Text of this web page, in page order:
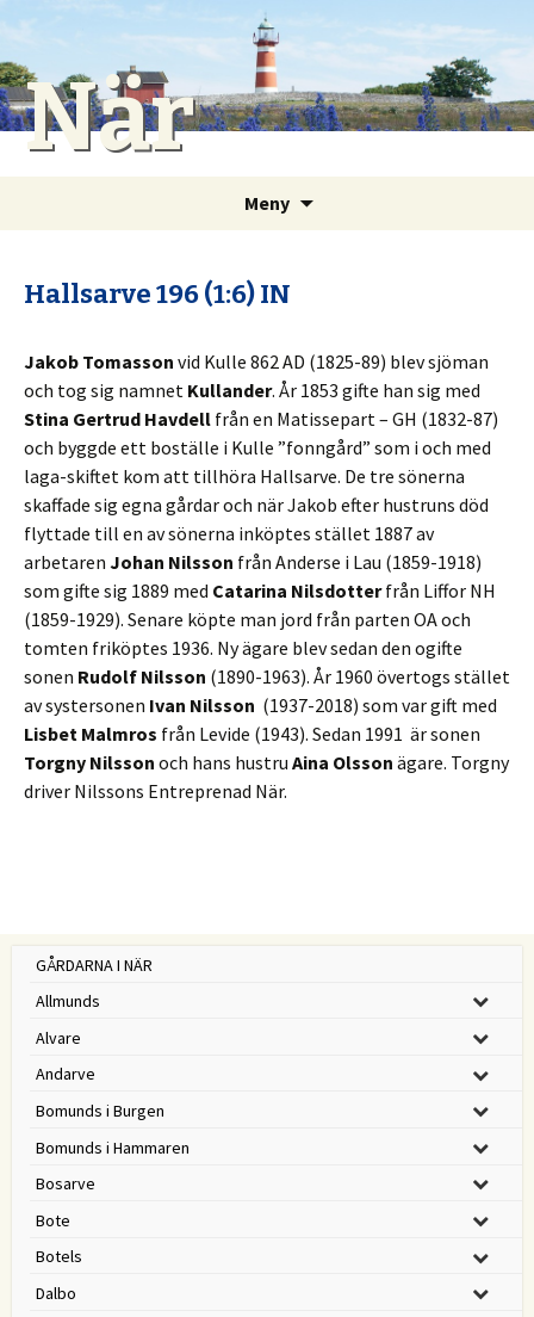
När
Meny
Hallsarve 196 (1:6) IN
Jakob Tomasson vid Kulle 862 AD (1825-89) blev sjöman
och tog sig namnet Kullander. År 1853 gifte han sig med
Stina Gertrud Havdell från en Matissepart – GH (1832-87)
och byggde ett boställe i Kulle ”fonngård” som i och med
laga-skiftet kom att tillhöra Hallsarve. De tre sönerna
skaffade sig egna gårdar och när Jakob efter hustruns död
flyttade till en av sönerna inköptes stället 1887 av
arbetaren Johan Nilsson från Anderse i Lau (1859-1918)
som gifte sig 1889 med Catarina Nilsdotterfrån Liffor NH
(1859-1929). Senare köpte man jord från parten OA och
tomten friköptes 1936. Ny ägare blev sedan den ogifte
sonen Rudolf Nilsson (1890-1963). År 1960 övertogs stället
av systersonen Ivan Nilsson (1937-2018) som var gift med
Lisbet Malmros från Levide (1943). Sedan 1991 är sonen
Torgny Nilsson och hans hustru Aina Olsson ägare. Torgny
driver Nilssons Entreprenad När.
GÅRDARNA I NÄR
Allmunds
Alvare
Andarve
Bomunds i Burgen
Bomunds i Hammaren
Bosarve
Bote
Botels
Dalbo